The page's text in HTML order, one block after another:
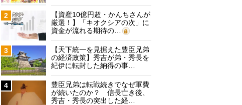
2
【資産10億円超・かんちさんが
厳選！】「キオクシアの次」に
資金が流れる期待の…
3
【天下統一を見据えた豊臣兄弟
の経済政策】秀吉が弟・秀長を
紀伊に転封した納得の事…
4
豊臣兄弟は転戦続きでなぜ軍費
が続いたのか？ 信長亡き後、
秀吉・秀長の突出した経…